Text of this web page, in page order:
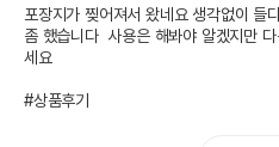
포장지가 찢어져서 왔네요 생각없이 들
좀 했습니다  사용은 해봐야 알겠지만
세요
#상품후기